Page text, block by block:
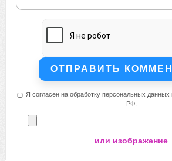
Я согласен на обработку персональных данных
РФ.
или изображение